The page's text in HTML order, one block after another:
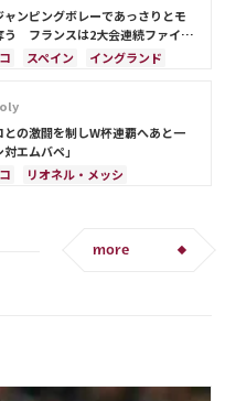
チン アクラフ・ハキミ
ャンピングボレーであっさりとモ
う フランスは2大会連続ファイナ
3カ国目の快挙
スペイン
イングランド
ン
カタール
サウジアラビア
ア ブラジル
の激闘を制しW杯連覇へあと一
エムバペ」
リオネル・メッシ
アントワーヌ・グリーズマン
more